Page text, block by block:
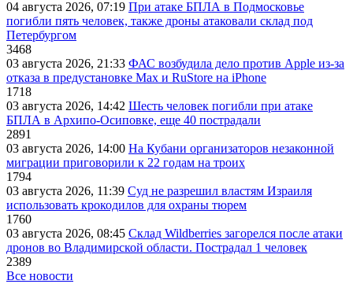
04 августа 2026, 07:19 При атаке БПЛА в Подмосковье
погибли пять человек, также дроны атаковали склад под
Петербургом
3468
03 августа 2026, 21:33 ФАС возбудила дело против Apple из-за
отказа в предустановке Max и RuStore на iPhone
1718
03 августа 2026, 14:42 Шесть человек погибли при атаке
БПЛА в Архипо-Осиповке, еще 40 пострадали
2891
03 августа 2026, 14:00 На Кубани организаторов незаконной
миграции приговорили к 22 годам на троих
1794
03 августа 2026, 11:39 Суд не разрешил властям Израиля
использовать крокодилов для охраны тюрем
1760
03 августа 2026, 08:45 Склад Wildberries загорелся после атаки
дронов во Владимирской области. Пострадал 1 человек
2389
Все новости